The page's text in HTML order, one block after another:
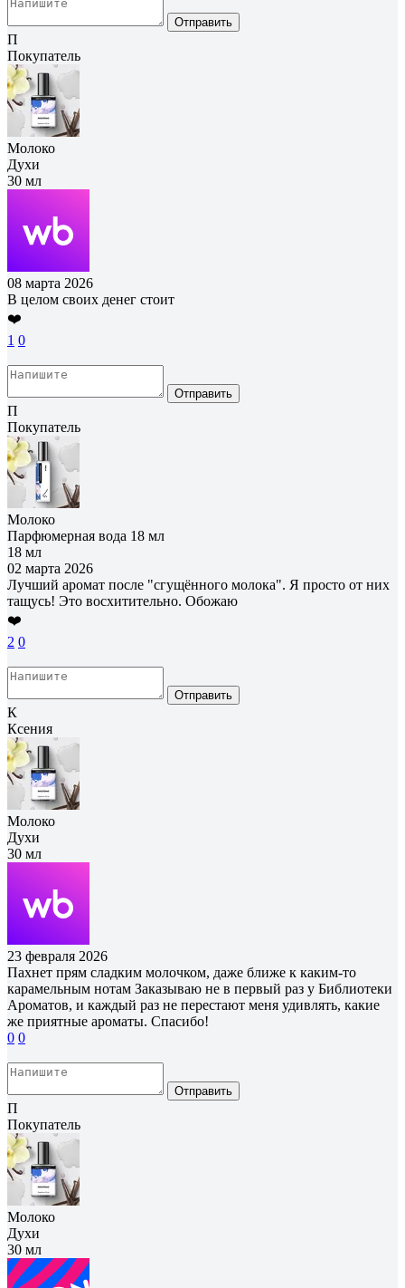
Отправить
П
Покупатель
Молоко
Духи
30 мл
08 марта 2026
В целом своих денег стоит
❤️
1 0
Отправить
П
Покупатель
Молоко
Парфюмерная вода 18 мл
18 мл
02 марта 2026
Лучший аромат после "сгущённого молока". Я просто от них
тащусь! Это восхитительно. Обожаю
❤️
2 0
Отправить
К
Ксения
Молоко
Духи
30 мл
23 февраля 2026
Пахнет прям сладким молочком, даже ближе к каким-то
карамельным нотам Заказываю не в первый раз у Библиотеки
Ароматов, и каждый раз не перестают меня удивлять, какие
же приятные ароматы. Спасибо!
0 0
Отправить
П
Покупатель
Молоко
Духи
30 мл